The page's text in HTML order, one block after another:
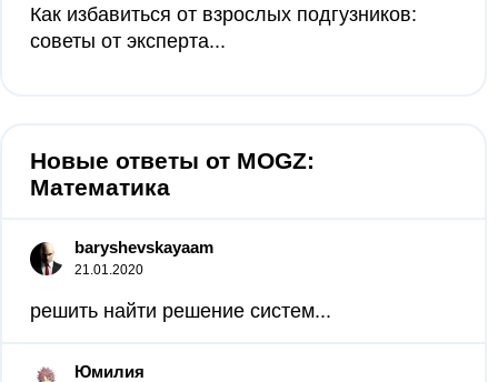
Как избавиться от взрослых подгузников:
советы от эксперта...
Новые ответы от MOGZ:
Математика
baryshevskayaam
21.01.2020
решить найти решение систем​...
Юмилия